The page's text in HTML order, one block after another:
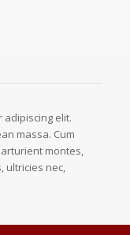
adipiscing elit.
massa. Cum
montes,
ultricies nec,